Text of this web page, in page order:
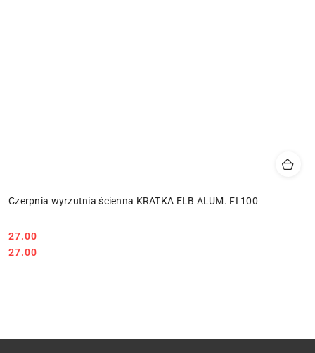
Czerpnia wyrzutnia ścienna KRATKA ELB ALUM. FI 100
Cena:
27.00
Cena:
27.00